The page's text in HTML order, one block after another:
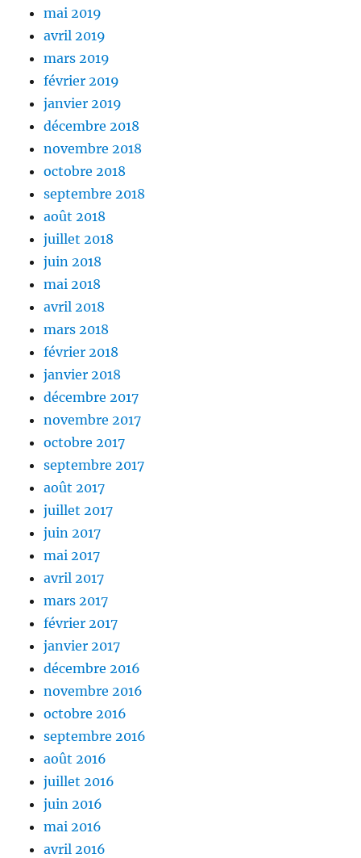
mai 2019
avril 2019
mars 2019
février 2019
janvier 2019
décembre 2018
novembre 2018
octobre 2018
septembre 2018
août 2018
juillet 2018
juin 2018
mai 2018
avril 2018
mars 2018
février 2018
janvier 2018
décembre 2017
novembre 2017
octobre 2017
septembre 2017
août 2017
juillet 2017
juin 2017
mai 2017
avril 2017
mars 2017
février 2017
janvier 2017
décembre 2016
novembre 2016
octobre 2016
septembre 2016
août 2016
juillet 2016
juin 2016
mai 2016
avril 2016